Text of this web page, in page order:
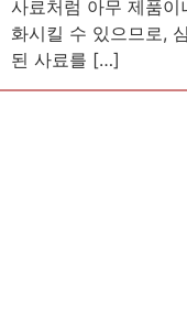
사료처럼 아무 제품
화시킬 수 있으므로,
된 사료를 […]